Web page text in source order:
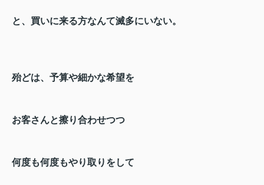
と、買いに来る方なんて滅多にいない。
殆どは、予算や細かな希望を
お客さんと擦り合わせつつ
何度も何度もやり取りをして